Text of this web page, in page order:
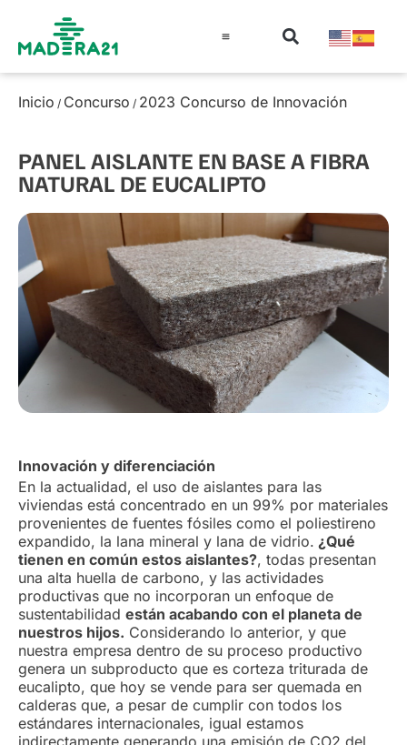
Inicio / Concurso / 2023 Concurso de Innovación
PANEL AISLANTE EN BASE A FIBRA
NATURAL DE EUCALIPTO
Innovación y diferenciación
En la actualidad, el uso de aislantes para las
viviendas está concentrado en un 99% por materiales
provenientes de fuentes fósiles como el poliestireno
expandido, la lana mineral y lana de vidrio. ¿Qué
tienen en común estos aislantes?, todas presentan
una alta huella de carbono, y las actividades
productivas que no incorporan un enfoque de
sustentabilidad están acabando con el planeta de
nuestros hijos. Considerando lo anterior, y que
nuestra empresa dentro de su proceso productivo
genera un subproducto que es corteza triturada de
eucalipto, que hoy se vende para ser quemada en
calderas que, a pesar de cumplir con todos los
estándares internacionales, igual estamos
indirectamente generando una emisión de CO2 del